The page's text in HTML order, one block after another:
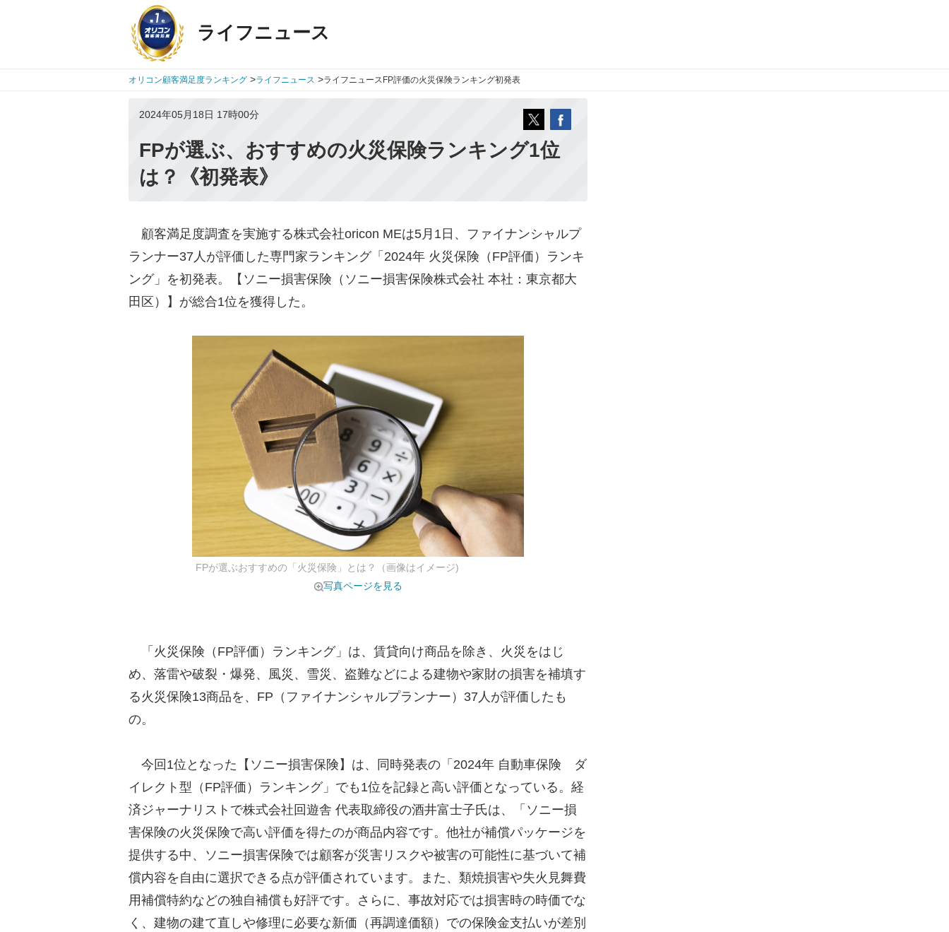
ライフニュース
オリコン顧客満足度ランキング >ライフニュース >ライフニュース FP評価の火災保険ランキング初発表
2024年05月18日 17時00分
FPが選ぶ、おすすめの火災保険ランキング1位
は？《初発表》
顧客満足度調査を実施する株式会社oricon MEは5月1日、ファイナンシャルプ
ランナー37人が評価した専門家ランキング「2024年 火災保険（FP評価）ランキ
ング」を初発表。【ソニー損害保険（ソニー損害保険株式会社 本社：東京都大
田区）】が総合1位を獲得した。
FPが選ぶおすすめの「火災保険」とは？（画像はイメージ)
写真ページを見る
「火災保険（FP評価）ランキング」は、賃貸向け商品を除き、火災をはじ
め、落雷や破裂・爆発、風災、雪災、盗難などによる建物や家財の損害を補填す
る火災保険13商品を、FP（ファイナンシャルプランナー）37人が評価したも
の。
今回1位となった【ソニー損害保険】は、同時発表の「2024年 自動車保険 ダ
イレクト型（FP評価）ランキング」でも1位を記録と高い評価となっている。経
済ジャーナリストで株式会社回遊舎 代表取締役の酒井富士子氏は、「ソニー損
害保険の火災保険で高い評価を得たのが商品内容です。他社が補償パッケージを
提供する中、ソニー損害保険では顧客が災害リスクや被害の可能性に基づいて補
償内容を自由に選択できる点が評価されています。また、類焼損害や失火見舞費
用補償特約などの独自補償も好評です。さらに、事故対応では損害時の時価でな
く、建物の建て直しや修理に必要な新価（再調達価額）での保険金支払いが差別